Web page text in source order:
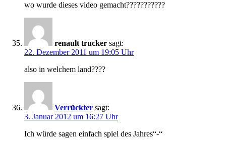
wo wurde dieses video gemacht???????????
renault trucker sagt:
22. Dezember 2011 um 19:05 Uhr
also in welchem land????
Verrückter sagt:
3. Januar 2012 um 16:27 Uhr
Ich würde sagen einfach spiel des Jahres“-“